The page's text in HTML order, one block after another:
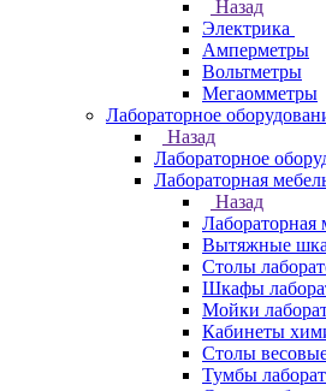
Назад
Электрика
Амперметры
Вольтметры
Мегаомметры
Лабораторное
Назад
Лабораторное
Лабораторная
Назад
Лабораторная
Вытяжные
Столы
Шкафы
Мойки
Кабинеты
Столы
Тумбы